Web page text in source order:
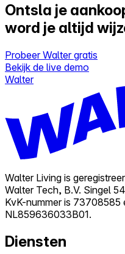
Ontsla je
word je altijd
Probeer Walter gratis
Bekijk de live demo
Walter
Walter Living is
Walter Tech, B.V. Singel
KvK-nummer is 73708585
NL859636033B01.
Diensten